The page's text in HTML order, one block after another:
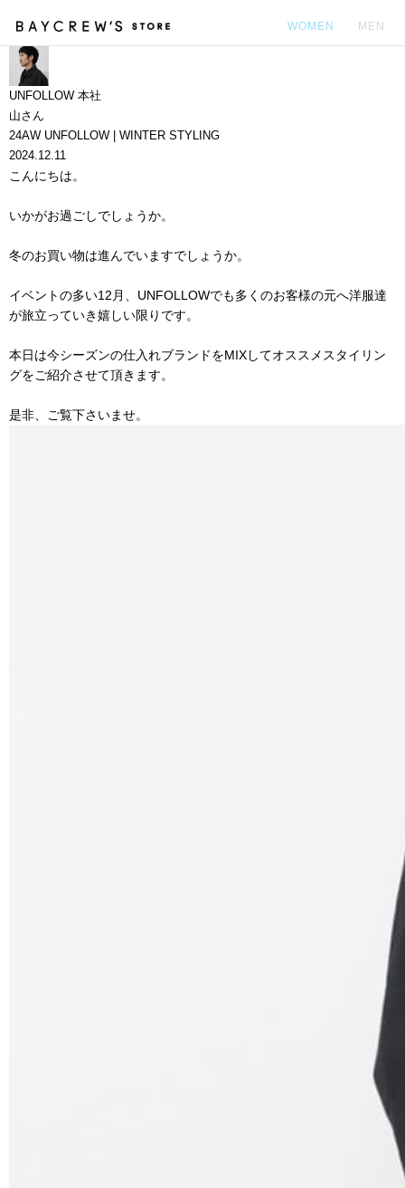
WOMEN MEN
UNFOLLOW 本社
山さん
24AW UNFOLLOW | WINTER STYLING
2024.12.11
こんにちは。
いかがお過ごしでしょうか。
冬のお買い物は進んでいますでしょうか。
イベントの多い12月、UNFOLLOWでも多くのお客様の元へ洋服達
が旅立っていき嬉しい限りです。
本日は今シーズンの仕入れブランドをMIXしてオススメスタイリン
グをご紹介させて頂きます。
是非、ご覧下さいませ。